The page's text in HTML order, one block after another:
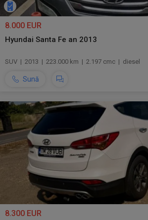
8.000 EUR
Hyundai Santa Fe an 2013
SUV | 2013 | 223.000 km | 2.197 cmc | diesel
Sună
8.300 EUR